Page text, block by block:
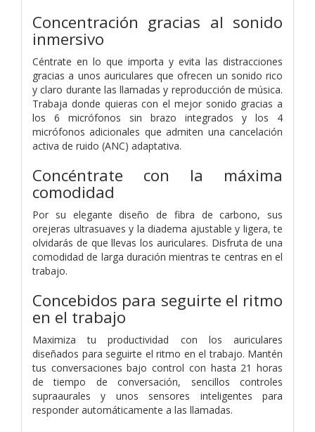
Concentración gracias al sonido
inmersivo
Céntrate en lo que importa y evita las distracciones
gracias a unos auriculares que ofrecen un sonido rico
y claro durante las llamadas y reproducción de música.
Trabaja donde quieras con el mejor sonido gracias a
los 6 micrófonos sin brazo integrados y los 4
micrófonos adicionales que admiten una cancelación
activa de ruido (ANC) adaptativa.
Concéntrate con la máxima
comodidad
Por su elegante diseño de fibra de carbono, sus
orejeras ultrasuaves y la diadema ajustable y ligera, te
olvidarás de que llevas los auriculares. Disfruta de una
comodidad de larga duración mientras te centras en el
trabajo.
Concebidos para seguirte el ritmo
en el trabajo
Maximiza tu productividad con los auriculares
diseñados para seguirte el ritmo en el trabajo. Mantén
tus conversaciones bajo control con hasta 21 horas
de tiempo de conversación, sencillos controles
supraaurales y unos sensores inteligentes para
responder automáticamente a las llamadas.